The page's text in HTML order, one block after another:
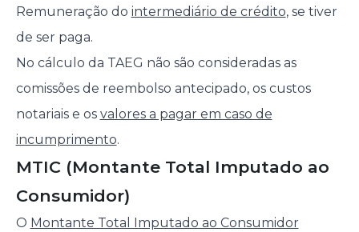
Remuneração do intermediário de crédito, se tiver
de ser paga.
No cálculo da TAEG não são consideradas as
comissões de reembolso antecipado, os custos
notariais e os valores a pagar em caso de
incumprimento.
MTIC (Montante Total Imputado ao
Consumidor)
O Montante Total Imputado ao Consumidor